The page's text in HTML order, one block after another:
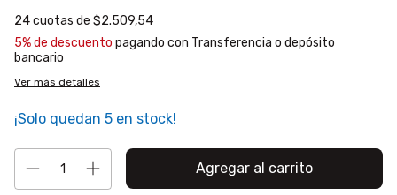
24cuotas de $2.509,54
5% de descuento pagando con Transferencia o depósito
bancario
Ver más detalles
¡Solo quedan 5 en stock!